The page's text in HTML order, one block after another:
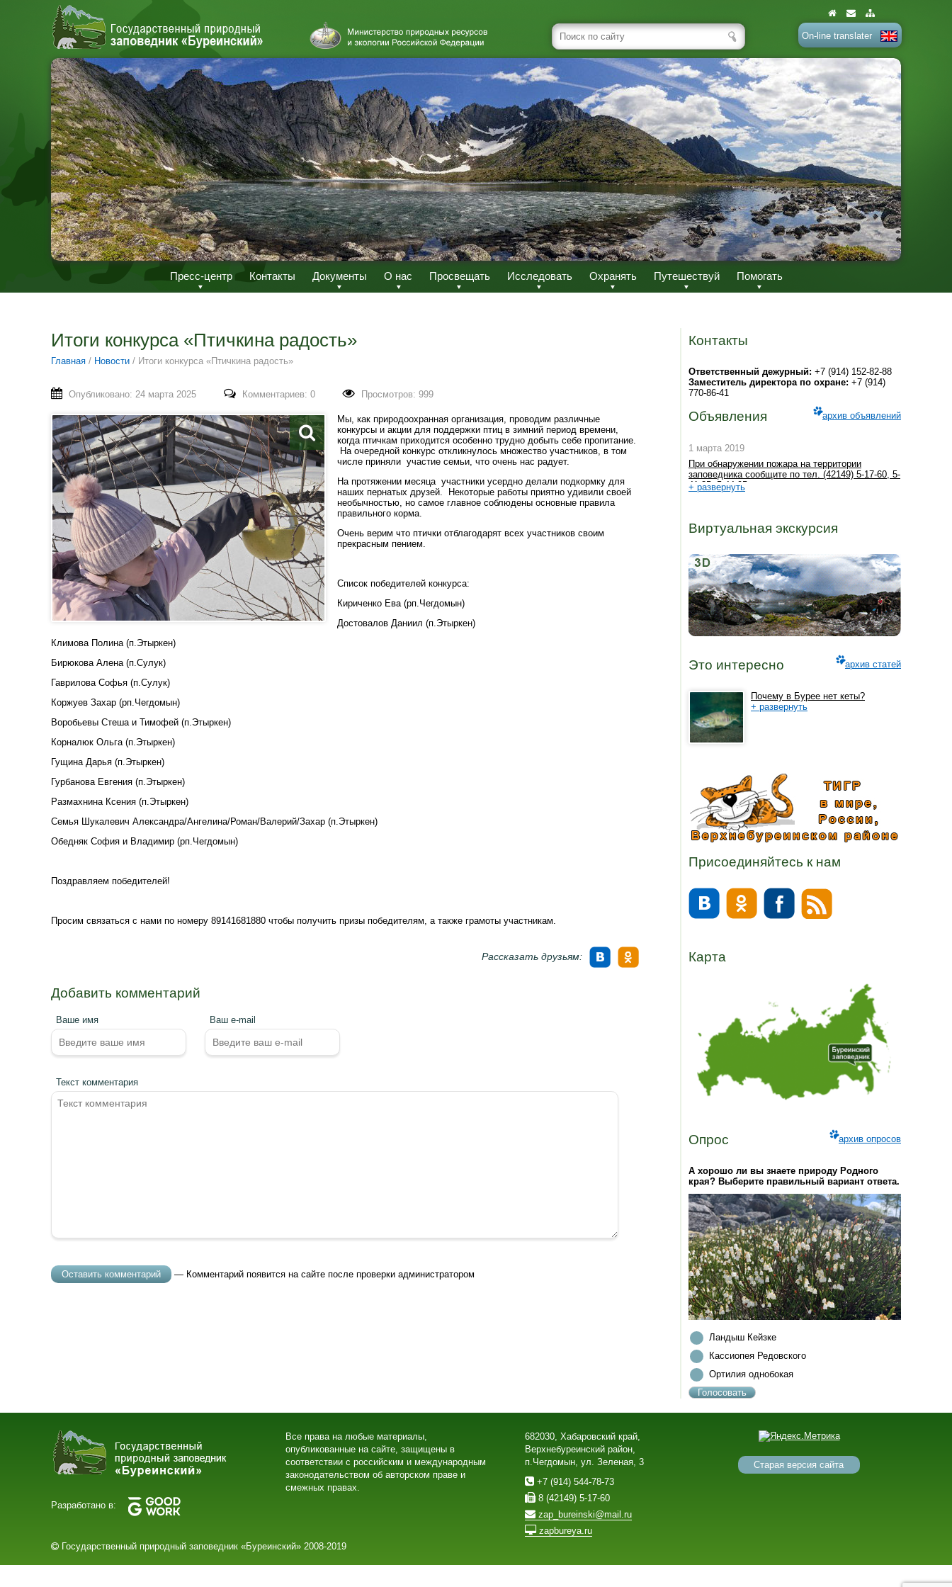
On-line translater
Пресс-центр Контакты Документы О нас Просвещать Исследовать Охранять Путешествуй Помогать
Итоги конкурса «Птичкина радость»
Главная / Новости / Итоги конкурса «Птичкина радость»
Опубликовано: 24 марта 2025 Комментариев: 0 Просмотров: 999
Мы, как природоохранная организация, проводим различные
конкурсы и акции для поддержки птиц в зимний период времени,
когда птичкам приходится особенно трудно добыть себе пропитание.
На очередной конкурс откликнулось множество участников, в том
числе приняли участие семьи, что очень нас радует.
На протяжении месяца участники усердно делали подкормку для
наших пернатых друзей. Некоторые работы приятно удивили своей
необычностью, но самое главное соблюдены основные правила
правильного корма.
Очень верим что птички отблагодарят всех участников своим
прекрасным пением.
Список победителей конкурса:
Кириченко Ева (рп.Чегдомын)
Достовалов Даниил (п.Этыркен)
Климова Полина (п.Этыркен)
Бирюкова Алена (п.Сулук)
Гаврилова Софья (п.Сулук)
Коржуев Захар (рп.Чегдомын)
Воробьевы Стеша и Тимофей (п.Этыркен)
Корналюк Ольга (п.Этыркен)
Гущина Дарья (п.Этыркен)
Гурбанова Евгения (п.Этыркен)
Размахнина Ксения (п.Этыркен)
Семья Шукалевич Александра/Ангелина/Роман/Валерий/Захар (п.Этыркен)
Обедняк София и Владимир (рп.Чегдомын)
Поздравляем победителей!
Просим связаться с нами по номеру 89141681880 чтобы получить призы победителям, а также грамоты участникам.
Рассказать друзьям:
Добавить комментарий
Ваше имя Ваш e-mail
Текст комментария
— Комментарий появится на сайте после проверки администратором
Контакты
Ответственный дежурный: +7 (914) 152-82-88
Заместитель директора по охране: +7 (914)
770-86-41
Объявления архив объявлений
1 марта 2019
При обнаружении пожара на территории
заповедника сообщите по тел. (42149) 5-17-60, 5-
41-35, 5-44-95
+ развернуть
Виртуальная экскурсия
Это интересно архив статей
Почему в Бурее нет кеты?
+ развернуть
Присоединяйтесь к нам
Карта
Опрос архив опросов
А хорошо ли вы знаете природу Родного
края? Выберите правильный вариант ответа.
Ландыш Кейзке
Кассиопея Редовского
Ортилия однобокая
Разработано в:
Все права на любые материалы,
опубликованные на сайте, защищены в
соответствии с российским и международным
законодательством об авторском праве и
смежных правах.
682030, Хабаровский край,
Верхнебуреинский район,
п.Чегдомын, ул. Зеленая, 3
+7 (914) 544-78-73
8 (42149) 5-17-60
zap_bureinski@mail.ru
zapbureya.ru
Старая версия сайта
Государственный природный заповедник «Буреинский» 2008-2019